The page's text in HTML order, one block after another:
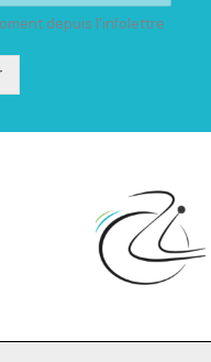
depuis l'infolettre